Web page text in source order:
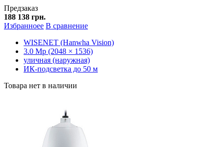
Предзаказ
188 138 грн.
Избранноее В сравнение
WISENET (Hanwha Vision)
3.0 Mp (2048 × 1536)
уличная (наружная)
ИК-подсветка до 50 м
Товара нет в наличии